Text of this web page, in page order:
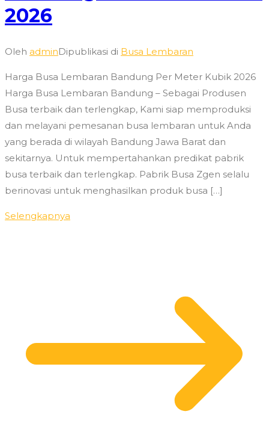
2026
Oleh adminDipublikasi di Busa Lembaran
Harga Busa Lembaran Bandung Per Meter Kubik 2026
Harga Busa Lembaran Bandung – Sebagai Produsen
Busa terbaik dan terlengkap, Kami siap memproduksi
dan melayani pemesanan busa lembaran untuk Anda
yang berada di wilayah Bandung Jawa Barat dan
sekitarnya. Untuk mempertahankan predikat pabrik
busa terbaik dan terlengkap. Pabrik Busa Zgen selalu
berinovasi untuk menghasilkan produk busa […]
Selengkapnya